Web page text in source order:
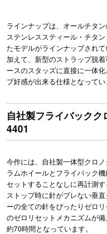
ラインナップは、オールチタ
ステンレススティール・チタ
たモデルがラインナップされて
加えて、新型のストラップ脱
ースのスタッズに直接に一体
プ好感が出来る仕様となってい
自社製フライバック
4401
今作には、自社製一体型クロ
ラムホイールとフライバック
セットすることなしに再計測
ストップ時に針がブレない垂
ーの全ての針をぴったりゼロ
のゼロリセットメカニズムが
約70時間となっています。